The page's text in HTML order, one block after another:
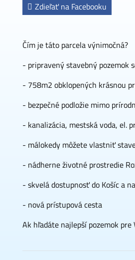
Zdieľať na Facebooku
Čím je táto parcela výnimočná?
- pripravený stavebný pozemok
- 758m2 obklopených krásnou
- bezpečné podložie mimo
- kanalizácia, mestská voda, el.
- málokedy môžete vlastniť
- nádherne životné prostredie
- skvelá dostupnosť do Košíc a
- nová prístupová cesta
Ak hľadáte najlepší pozemok